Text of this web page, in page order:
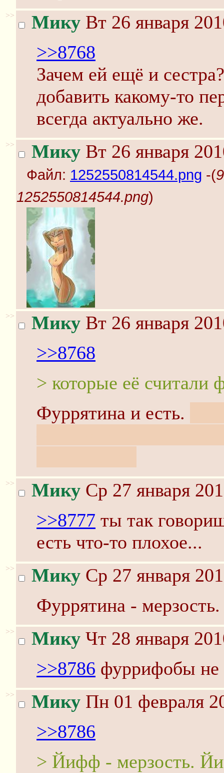
>> Мику Вт 26 января
>>8768
Зачем ей ещё и
добавить какому-то
всегда актуально же.
>> Мику Вт 26 января
Файл: 1252550814544.png -(
1252550814544.png)
>> Мику Вт 26 января
>>8768
> которые её считали
Фуррятина и есть.
>> Мику Ср 27 января
>>8777 ты так
есть что-то плохое...
>> Мику Ср 27 января
Фуррятина -
>> Мику Чт 28 января
>>8786 фуррифобы
>> Мику Пн 01 февраля
>>8786
> Йифф - мерзость.